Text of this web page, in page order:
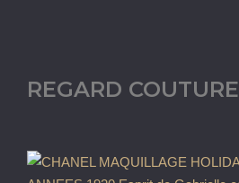
REGARD COUTURE